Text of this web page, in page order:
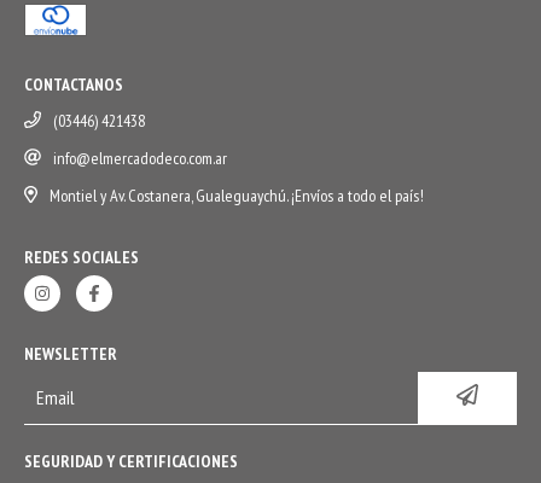
CONTACTANOS
(03446) 421438
info@elmercadodeco.com.ar
Montiel y Av. Costanera, Gualeguaychú. ¡Envíos a todo el país!
REDES SOCIALES
NEWSLETTER
SEGURIDAD Y CERTIFICACIONES